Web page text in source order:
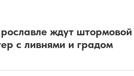
ждут штормовой
с ливнями и градом